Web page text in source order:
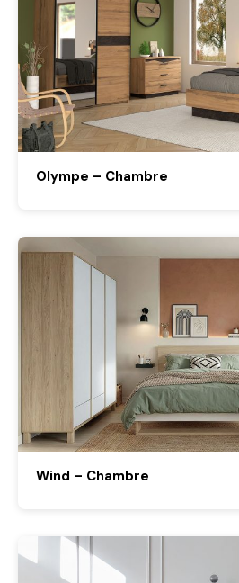
Olympe – Chambre
Wind – Chambre